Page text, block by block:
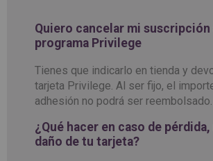
Quiero cancelar mi suscripción
programa Privilege
Tienes que indicarlo en tienda y
tarjeta Privilege. Al ser fijo, el
adhesión no podrá ser reembolsado.
¿Qué hacer en caso de
daño de tu tarjeta?